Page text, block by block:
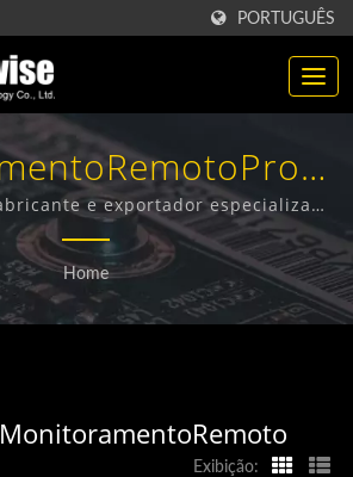
PORTUGUÊS
De Produtos De
'Made In
| 'Gainwise
e exportador especializado
e fabricação de Terminais
Interfone 4G, Abre-portões 4G e
de Fumaça 4G.
Home
Exibição: